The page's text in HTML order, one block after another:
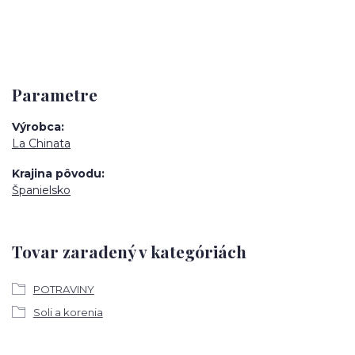
Parametre
Výrobca
La Chinata
Krajina pôvodu
Španielsko
Tovar zaradený v kategóriách
POTRAVINY
Soli a korenia